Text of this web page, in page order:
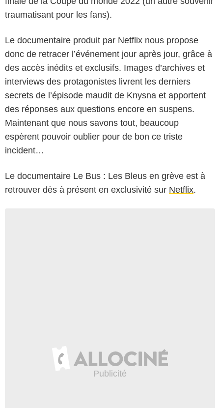
traumatisant pour les fans).
Le documentaire produit par Netflix nous propose
donc de retracer l’événement jour après jour, grâce à
des accès inédits et exclusifs. Images d’archives et
interviews des protagonistes livrent les derniers
secrets de l’épisode maudit de Knysna et apportent
des réponses aux questions encore en suspens.
Maintenant que nous savons tout, beaucoup
espèrent pouvoir oublier pour de bon ce triste
incident…
Le documentaire Le Bus : Les Bleus en grève est à
retrouver dès à présent en exclusivité sur Netflix.